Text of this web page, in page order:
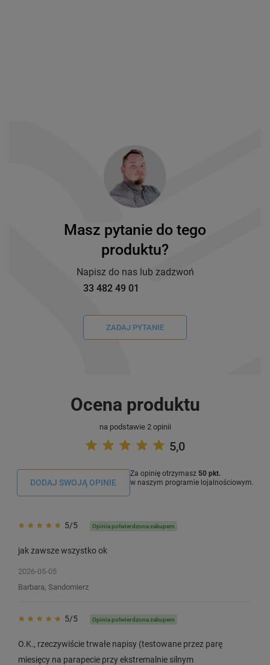
Masz pytanie do tego
produktu?
Napisz do nas lub zadzwoń
33 482 49 01
ZADAJ PYTANIE
Ocena produktu
na podstawie 2 opinii
5,0
DODAJ SWOJĄ OPINIE
Za opinię otrzymasz 50 pkt.
w naszym programie lojalnościowym.
5/5 Opinia potwierdzona zakupem
jak zawsze wszystko ok
2026-05-05
Barbara, Sandomierz
5/5 Opinia potwierdzona zakupem
O.K., rzeczywiście trwałe napisy (testowane przez parę
miesięcy na parapecie przy ekstremalnie silnym